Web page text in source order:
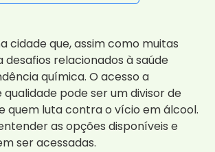
cidade que, assim como muitas
relacionados à saúde
química. O acesso a
pode ser um divisor de
quem luta contra o vício em álcool.
as opções disponíveis e
ser acessadas.